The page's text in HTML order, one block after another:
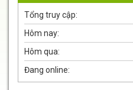
Tổng truy cập:
Hôm nay:
Hôm qua:
Đang online: